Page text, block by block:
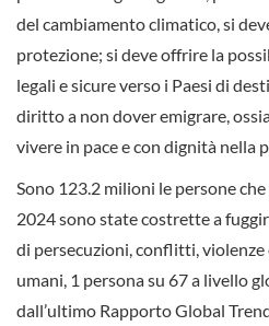
del cambiamento climatico, si
protezione; si deve offrire la
legali e sicure verso i Paesi di
diritto a non dover emigrare,
vivere in pace e con dignità nella
Sono 123.2 milioni le persone
2024 sono state costrette a
di persecuzioni, conflitti,
umani, 1 persona su 67 a livello
dall’ultimo Rapporto Global